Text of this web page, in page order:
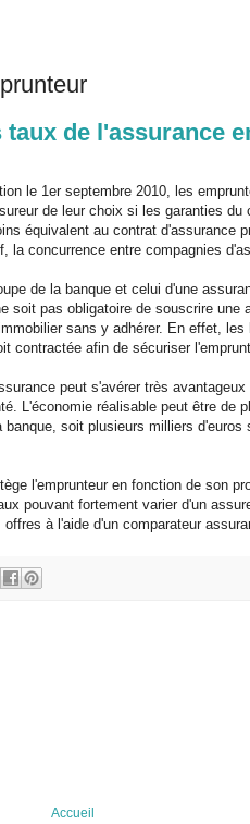
taux de l'assurance
le 1er septembre 2010, les
de leur choix si les garanties du
équivalent au contrat d'assurance
la concurrence entre compagnies
de la banque et celui d'une
soit pas obligatoire de souscrire une
sans y adhérer. En effet, les
contractée afin de sécuriser l'emprunt.
peut s'avérer très
L'économie réalisable peut être de
soit plusieurs milliers d'euros
l'emprunteur en fonction de son
pouvant fortement varier d'un
à l'aide d'un comparateur
Accueil